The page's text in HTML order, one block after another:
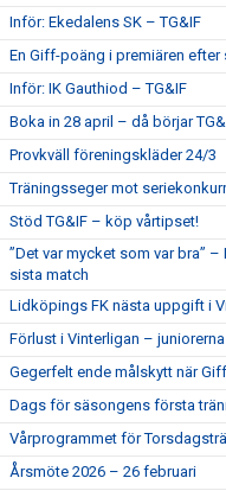
Inför: Ekedalens SK – TG&IF
En Giff-poäng i premiären
Inför: IK Gauthiod – TG&IF
Boka in 28 april – då börjar
Provkväll föreningskläder 24/3
Träningsseger mot
Stöd TG&IF – köp vårtipset!
”Det var mycket som var bra”
sista match
Lidköpings FK nästa uppgift i
Förlust i Vinterligan –
Gegerfelt ende målskytt när
Dags för säsongens första
Vårprogrammet för
Årsmöte 2026 – 26 februari